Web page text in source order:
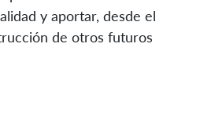
y aportar, desde el
de otros futuros